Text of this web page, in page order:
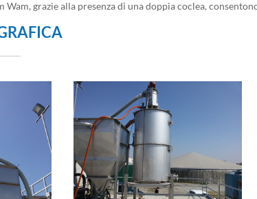
Wam, grazie alla presenza di una doppia coclea,